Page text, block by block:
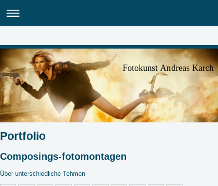
Fotokunst Andreas Karch
Portfolio
Composings-fotomontagen
Über unterschiedliche Tehmen